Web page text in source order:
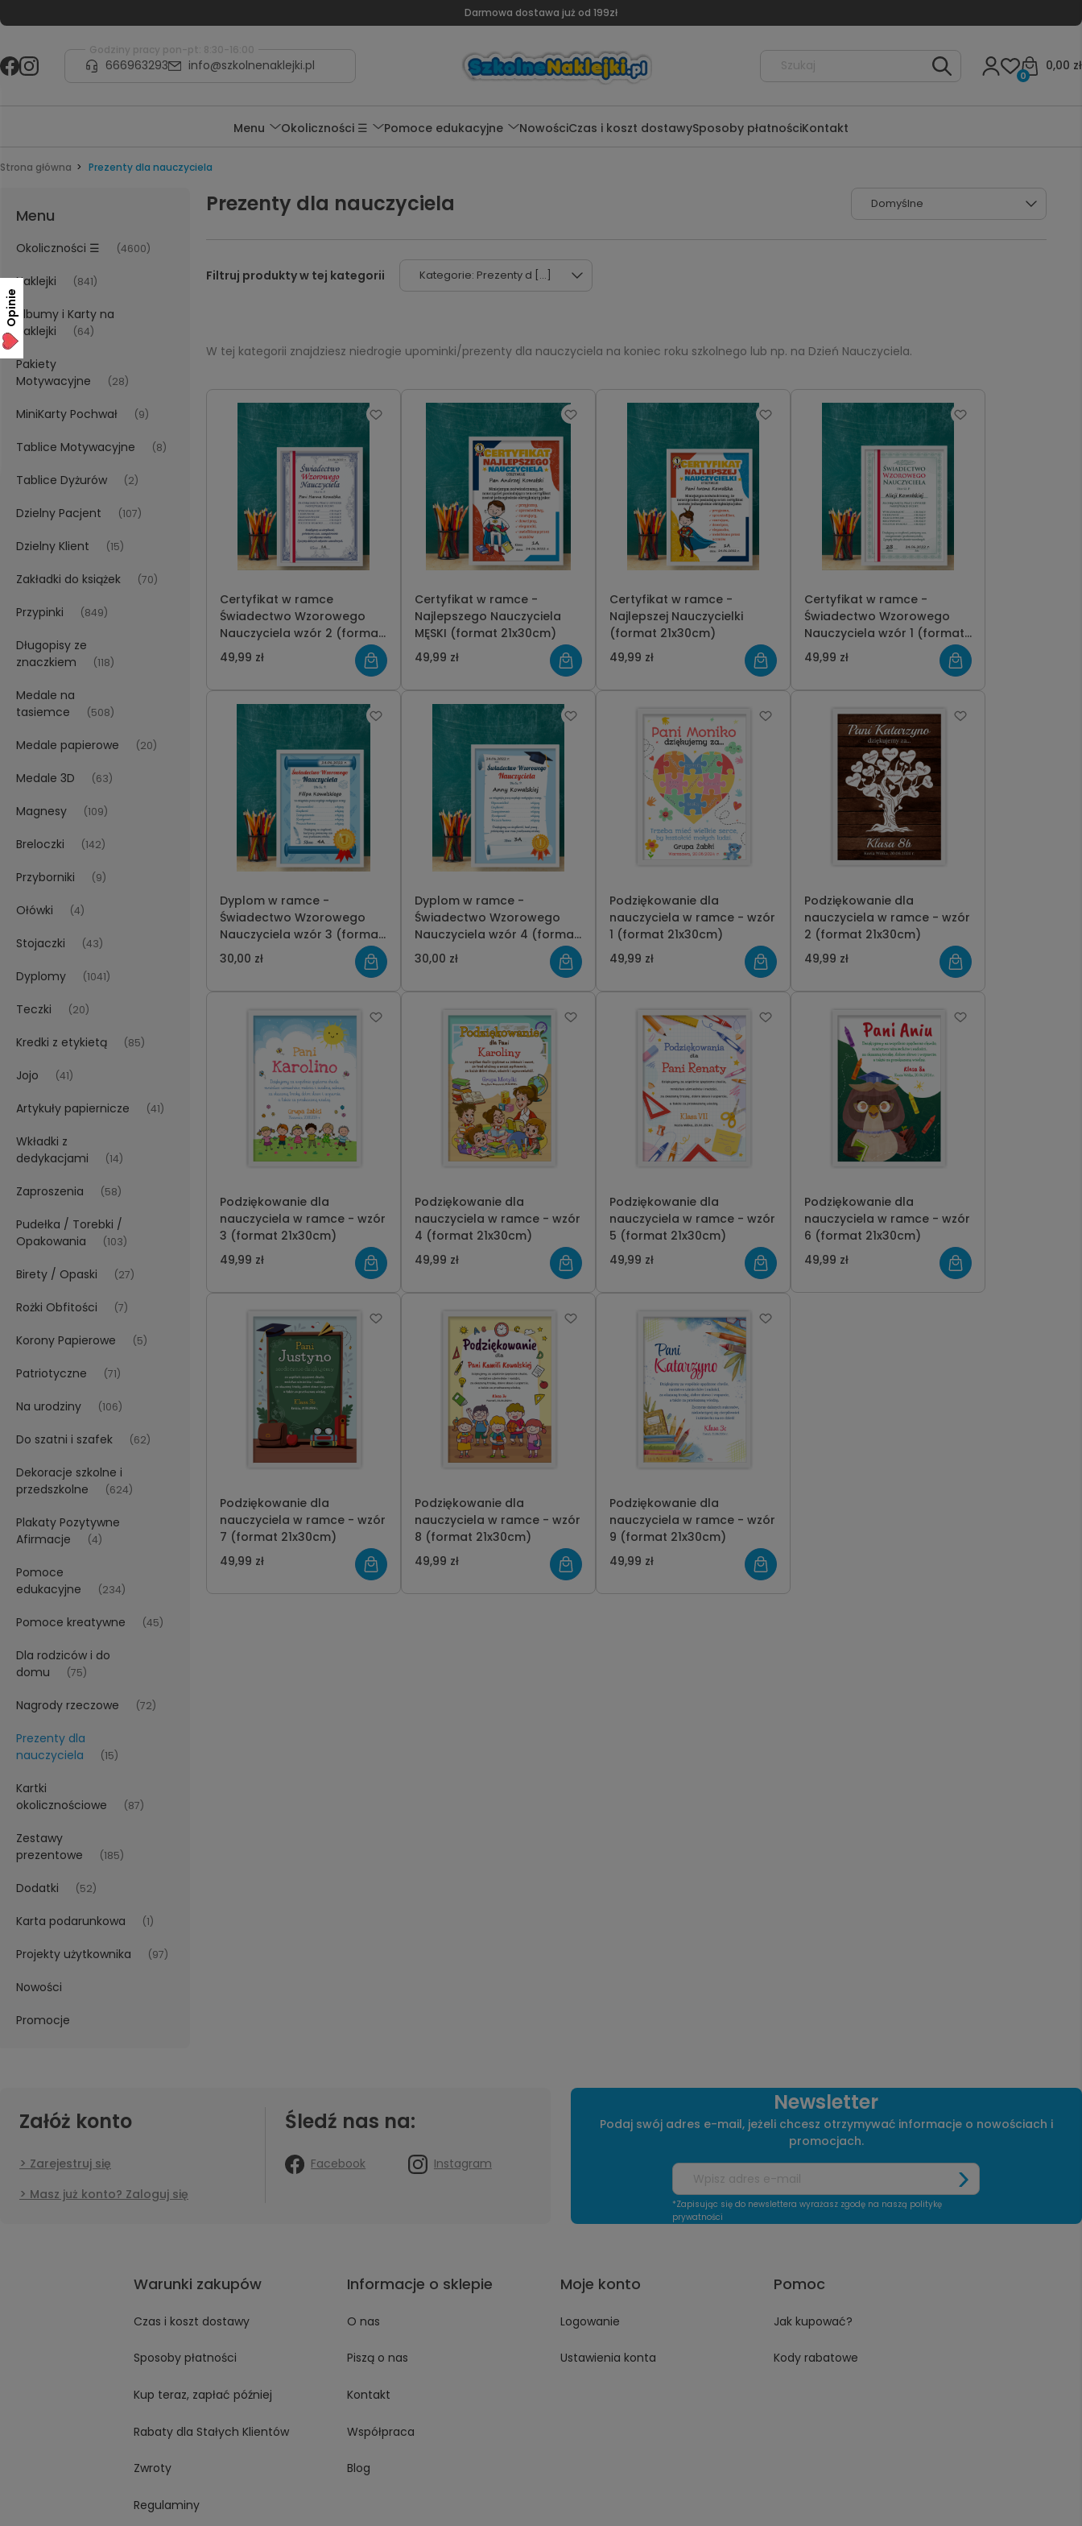
Darmowa dostawa już od 199zł
Godziny pracy pon-pt: 8:30-16:00
666963293 info@szkolnenaklejki.pl 0,00 zł
0
Menu Okoliczności ☰ Pomoce edukacyjne NowościCzas i koszt dostawySposoby płatnościKontakt
Strona główna Prezenty dla nauczyciela
Menu
Okoliczności ☰ (4600)
Naklejki (841)
Albumy i Karty na
naklejki
(64)
Pakiety
Motywacyjne
(28)
MiniKarty Pochwał (9)
Tablice Motywacyjne (8)
Tablice Dyżurów (2)
Dzielny Pacjent (107)
Dzielny Klient (15)
Zakładki do książek (70)
Przypinki (849)
Długopisy ze
znaczkiem
(118)
Medale na
tasiemce
(508)
Medale papierowe (20)
Medale 3D (63)
Magnesy (109)
Breloczki (142)
Przyborniki (9)
Ołówki (4)
Stojaczki (43)
Dyplomy (1041)
Teczki (20)
Kredki z etykietą (85)
Jojo (41)
Artykuły papiernicze (41)
Wkładki z
dedykacjami
(14)
Zaproszenia (58)
Pudełka / Torebki /
Opakowania
(103)
Birety / Opaski (27)
Rożki Obfitości (7)
Korony Papierowe (5)
Patriotyczne (71)
Na urodziny (106)
Do szatni i szafek (62)
Dekoracje szkolne i
przedszkolne
(624)
Plakaty Pozytywne
Afirmacje
(4)
Pomoce
edukacyjne
(234)
Pomoce kreatywne (45)
Dla rodziców i do
domu
(75)
Nagrody rzeczowe (72)
Prezenty dla
nauczyciela
(15)
Kartki
okolicznościowe
(87)
Zestawy
prezentowe
(185)
Dodatki (52)
Karta podarunkowa (1)
Projekty użytkownika (97)
Nowości
Promocje
Prezenty dla nauczyciela
Kategorie: Prezenty d [...]
W tej kategorii znajdziesz niedrogie upominki/prezenty dla nauczyciela na koniec roku szkolnego lub np. na Dzień Nauczyciela.
Certyfikat w ramce
Świadectwo Wzorowego
Nauczyciela wzór 2 (format
21x30cm)
49,99 zł
Certyfikat w ramce -
Najlepszego Nauczyciela
MĘSKI (format 21x30cm)
49,99 zł
Certyfikat w ramce -
Najlepszej Nauczycielki
(format 21x30cm)
49,99 zł
Certyfikat w ramce -
Świadectwo Wzorowego
Nauczyciela wzór 1 (format
21x30cm)
49,99 zł
Dyplom w ramce -
Świadectwo Wzorowego
Nauczyciela wzór 3 (format
21x30cm)
30,00 zł
Dyplom w ramce -
Świadectwo Wzorowego
Nauczyciela wzór 4 (format
21x30cm)
30,00 zł
Podziękowanie dla
nauczyciela w ramce - wzór
1 (format 21x30cm)
49,99 zł
Podziękowanie dla
nauczyciela w ramce - wzór
2 (format 21x30cm)
49,99 zł
Podziękowanie dla
nauczyciela w ramce - wzór
3 (format 21x30cm)
49,99 zł
Podziękowanie dla
nauczyciela w ramce - wzór
4 (format 21x30cm)
49,99 zł
Podziękowanie dla
nauczyciela w ramce - wzór
5 (format 21x30cm)
49,99 zł
Podziękowanie dla
nauczyciela w ramce - wzór
6 (format 21x30cm)
49,99 zł
Podziękowanie dla
nauczyciela w ramce - wzór
7 (format 21x30cm)
49,99 zł
Podziękowanie dla
nauczyciela w ramce - wzór
8 (format 21x30cm)
49,99 zł
Podziękowanie dla
nauczyciela w ramce - wzór
9 (format 21x30cm)
49,99 zł
Załóż konto
Zarejestruj się
Masz już konto? Zaloguj się
Śledź nas na:
Facebook Instagram
Newsletter
Podaj swój adres e-mail, jeżeli chcesz otrzymywać informacje o nowościach i
promocjach.
*Zapisując się do newslettera wyrażasz zgodę na naszą politykę
prywatności
Warunki zakupów
Czas i koszt dostawy
Sposoby płatności
Kup teraz, zapłać później
Rabaty dla Stałych Klientów
Zwroty
Regulaminy
Informacje o sklepie
O nas
Piszą o nas
Kontakt
Współpraca
Blog
Moje konto
Logowanie
Ustawienia konta
Pomoc
Jak kupować?
Kody rabatowe
Opinie